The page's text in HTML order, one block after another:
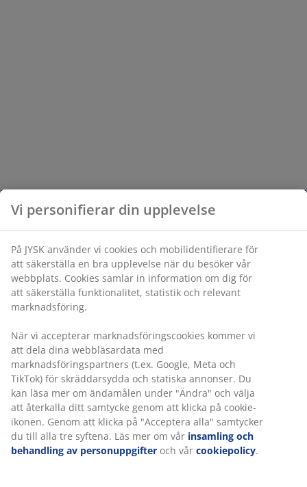
Vi personifierar din upplevelse
På JYSK använder vi cookies och mobilidentifierare för
att säkerställa en bra upplevelse när du besöker vår
webbplats. Cookies samlar in information om dig för
att säkerställa funktionalitet, statistik och relevant
marknadsföring.
När vi accepterar marknadsföringscookies kommer vi
att dela dina webbläsardata med
marknadsföringspartners (t.ex. Google, Meta och
TikTok) för skräddarsydda och statiska annonser. Du
kan läsa mer om ändamålen under "Ändra" och välja
att återkalla ditt samtycke genom att klicka på cookie-
ikonen. Genom att klicka på "Acceptera alla" samtycker
du till alla tre syftena. Läs mer om vår insamling och
behandling av personuppgifter och vår cookiepolicy.